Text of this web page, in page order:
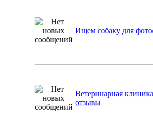
Ищем собаку для
Ветеринарная
отзывы